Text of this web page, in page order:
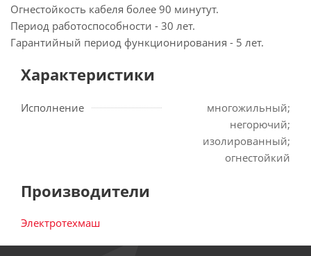
Огнестойкость кабеля более 90 минутут.
Период работоспособности - 30 лет.
Гарантийный период функционирования - 5 лет.
Характеристики
Исполнение
многожильный;
негорючий;
изолированный;
огнестойкий
Производители
Электротехмаш